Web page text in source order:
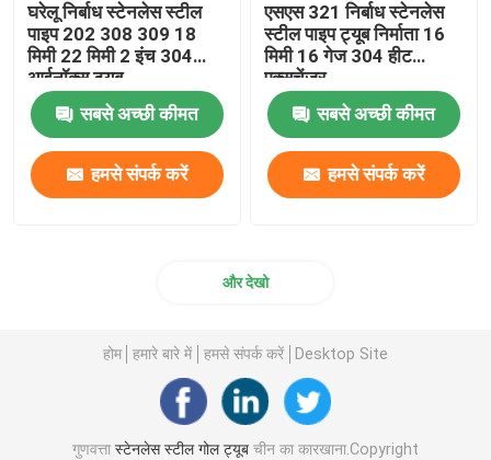
घरेलू निर्बाध स्टेनलेस स्टील
पाइप 202 308 309 18
मिमी 22 मिमी 2 इंच 304
आईनॉक्स ट्यूब
सबसे अच्छी कीमत
हमसे संपर्क करें
एसएस 321 निर्बाध स्टेनलेस
स्टील पाइप ट्यूब निर्माता 16
मिमी 16 गेज 304 हीट
एक्सचेंजर
सबसे अच्छी कीमत
हमसे संपर्क करें
और देखो
होम हमारे बारे में हमसे संपर्क करें Desktop Site
गुणवत्ता स्टेनलेस स्टील गोल ट्यूबचीन का कारखाना.Copyright